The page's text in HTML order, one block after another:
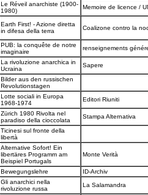
Le Réveil anarchiste (1900-
1980)
Memoire de licence /
Earth First! - Azione diretta
in difesa della terra
Coalizone contro la
PUB: la conquête de notre
imaginaire
renseignements
La rivoluzione anarchica in
Ucraina
Sapere
Bilder aus den russischen
Revolutionstagen
Lotte sociali in Europa
1968-1974
Editori Riuniti
Zürich 1980 Rivolta nel
paradiso della cioccolata
Stampa Alternativa
Ticinesi sul fronte della
libertà
Alternative Sofort! Ein
libertäres Programm am
Beispiel Portugals
Monte Verità
Bewegungslehre
ID-Archiv
Gli anarchici nella
rivoluzione russa
La Salamandra